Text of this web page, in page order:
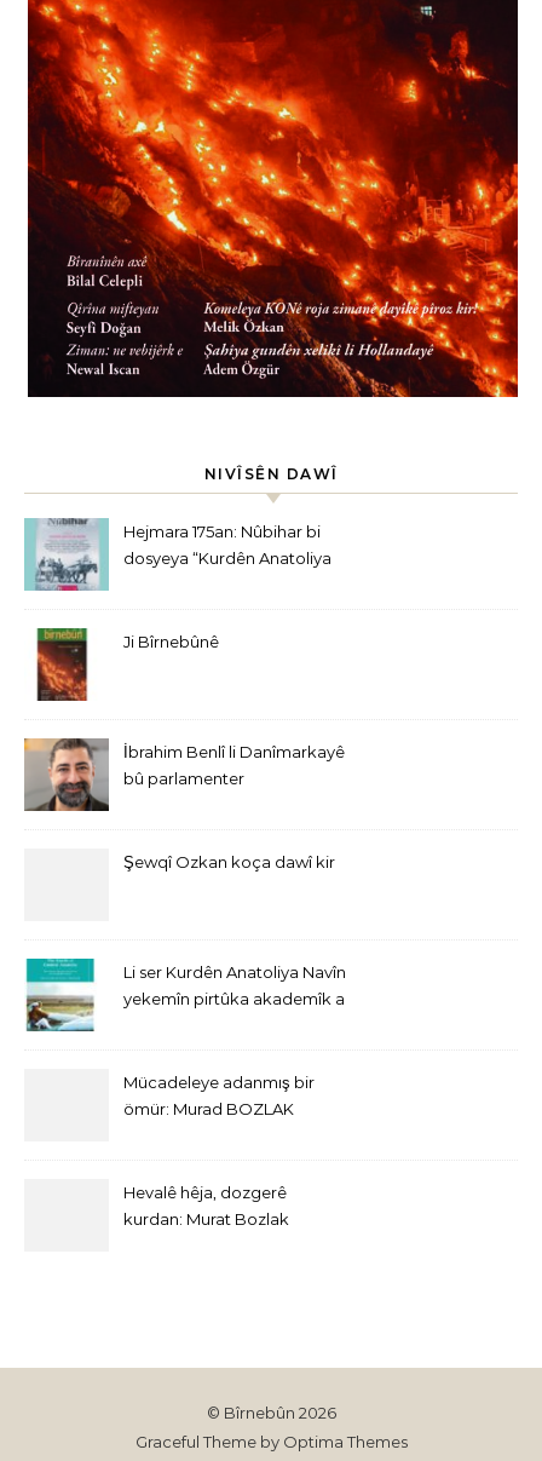
NIVÎSÊN DAWÎ
Hejmara 175an: Nûbihar bi
dosyeya “Kurdên Anatoliya
Ji Bîrnebûnê
İbrahim Benlî li Danîmarkayê
bû parlamenter
Şewqî Ozkan koça dawî kir
Li ser Kurdên Anatoliya Navîn
yekemîn pirtûka akademîk a
Mücadeleye adanmış bir
ömür: Murad BOZLAK
Hevalê hêja, dozgerê
kurdan: Murat Bozlak
© Bîrnebûn 2026
Graceful Theme by Optima Themes